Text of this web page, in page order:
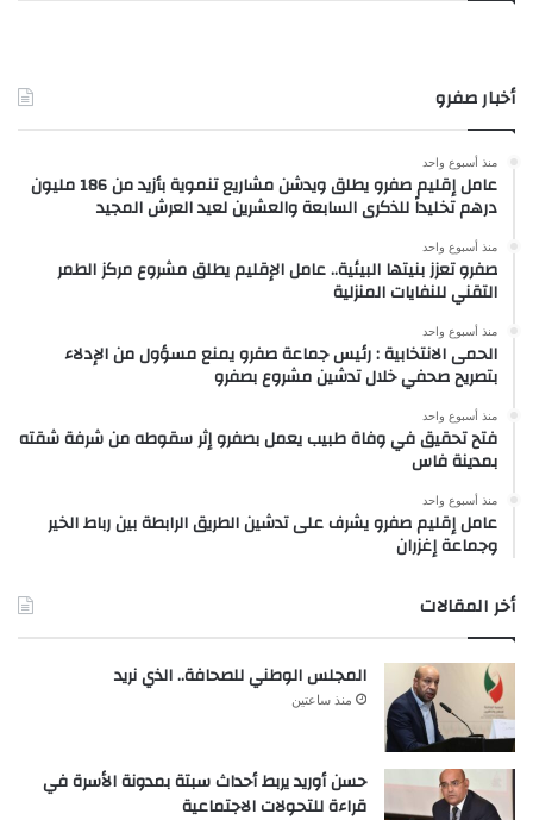
أخبار صفرو
منذ أسبوع واحد
عامل إقليم صفرو يطلق ويدشن مشاريع تنموية بأزيد من 186 مليون
درهم تخليداً للذكرى السابعة والعشرين لعيد العرش المجيد
منذ أسبوع واحد
صفرو تعزز بنيتها البيئية.. عامل الإقليم يطلق مشروع مركز الطمر
التقني للنفايات المنزلية
منذ أسبوع واحد
الحمى الانتخابية : رئيس جماعة صفرو يمنع مسؤول من الإدلاء
بتصريح صحفي خلال تدشين مشروع بصفرو
منذ أسبوع واحد
فتح تحقيق في وفاة طبيب يعمل بصفرو إثر سقوطه من شرفة شقته
بمدينة فاس
منذ أسبوع واحد
عامل إقليم صفرو يشرف على تدشين الطريق الرابطة بين رباط الخير
وجماعة إغزران
أخر المقالات
المجلس الوطني للصحافة.. الذي نريد
منذ ساعتين
حسن أوريد يربط أحداث سبتة بمدونة الأسرة في
قراءة للتحولات الاجتماعية